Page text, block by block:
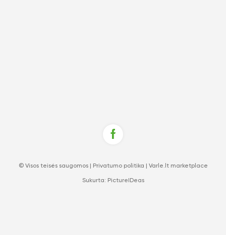
© Visos teisės saugomos | Privatumo politika Varle.lt marketplace
Sukurta: PictureIDeas